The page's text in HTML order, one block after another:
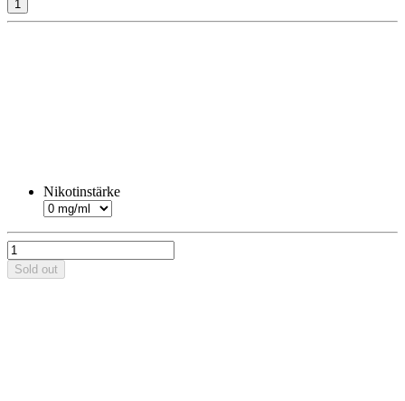
Nikotinstärke
Sold out